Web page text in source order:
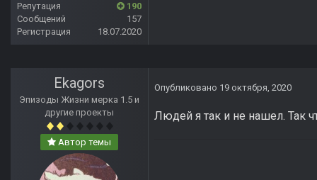
Репутация
190
Сообщений
157
Регистрация
18.07.2020
Ekagors
Эпизоды Жизни мерка 1.5 и
другие проекты
Автор темы
Опубликовано 19 октября, 2020
Людей я так и не нашел. Так